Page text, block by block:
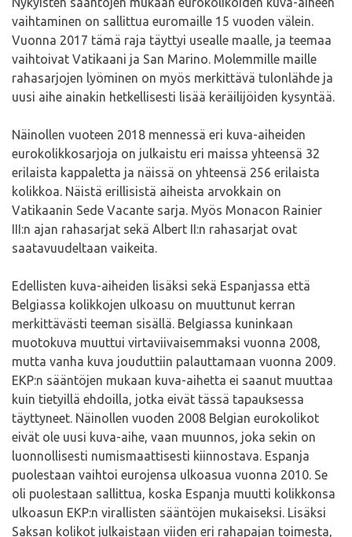
vaihtaminen on sallittua euromaille 15 vuoden välein.
Vuonna 2017 tämä raja täyttyi usealle maalle, ja teemaa
vaihtoivat Vatikaani ja San Marino. Molemmille maille
rahasarjojen lyöminen on myös merkittävä tulonlähde ja
uusi aihe ainakin hetkellisesti lisää keräilijöiden kysyntää.
Näinollen vuoteen 2018 mennessä eri kuva-aiheiden
eurokolikkosarjoja on julkaistu eri maissa yhteensä 32
erilaista kappaletta ja näissä on yhteensä 256 erilaista
kolikkoa. Näistä erillisistä aiheista arvokkain on
Vatikaanin Sede Vacante sarja. Myös Monacon Rainier
III:n ajan rahasarjat sekä Albert II:n rahasarjat ovat
saatavuudeltaan vaikeita.
Edellisten kuva-aiheiden lisäksi sekä Espanjassa että
Belgiassa kolikkojen ulkoasu on muuttunut kerran
merkittävästi teeman sisällä. Belgiassa kuninkaan
muotokuva muuttui virtaviivaisemmaksi vuonna 2008,
mutta vanha kuva jouduttiin palauttamaan vuonna 2009.
EKP:n sääntöjen mukaan kuva-aihetta ei saanut muuttaa
kuin tietyillä ehdoilla, jotka eivät tässä tapauksessa
täyttyneet. Näinollen vuoden 2008 Belgian eurokolikot
eivät ole uusi kuva-aihe, vaan muunnos, joka sekin on
luonnollisesti numismaattisesti kiinnostava. Espanja
puolestaan vaihtoi eurojensa ulkoasua vuonna 2010. Se
oli puolestaan sallittua, koska Espanja muutti kolikkonsa
ulkoasun EKP:n virallisten sääntöjen mukaiseksi. Lisäksi
Saksan kolikot julkaistaan viiden eri rahapajan toimesta,